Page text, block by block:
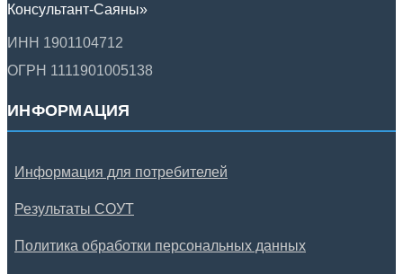
Консультант-Саяны»
ИНН 1901104712
ОГРН 1111901005138
ИНФОРМАЦИЯ
Информация для потребителей
Результаты СОУТ
Политика обработки персональных данных